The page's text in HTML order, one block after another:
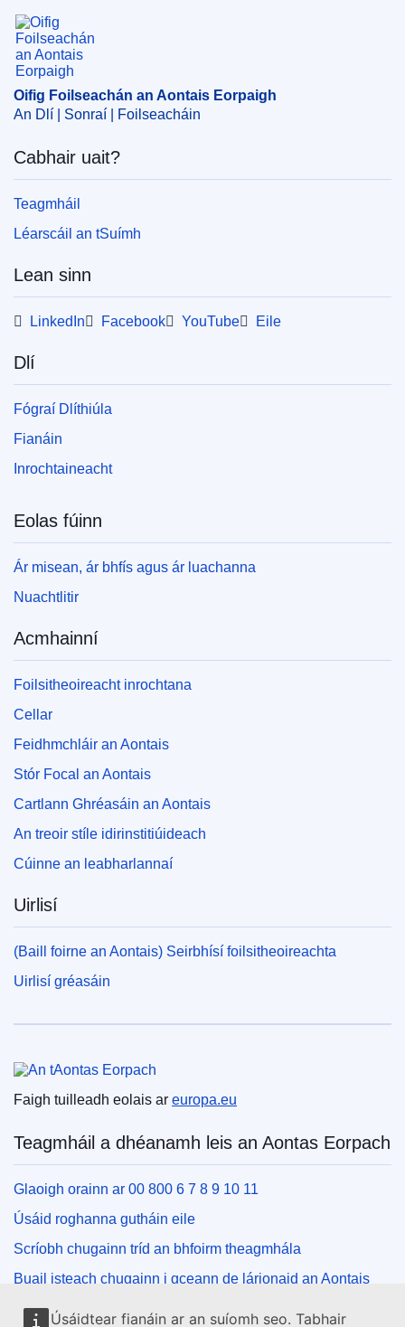
Úsáidtear fianáin ar an suíomh seo. Tabhair
Oifig Foilseachán an Aontais Eorpaigh
Oifig Foilseachán an Aontais Eorpaigh
An Dlí | Sonraí | Foilseacháin
Cabhair uait?
Teagmháil
Léarscáil an tSuímh
Lean sinn
LinkedIn Facebook YouTube Eile
Dlí
Fógraí Dlíthiúla
Fianáin
Inrochtaineacht
Eolas fúinn
Ár misean, ár bhfís agus ár luachanna
Nuachtlitir
Acmhainní
Foilsitheoireacht inrochtana
Cellar
Feidhmchláir an Aontais
Stór Focal an Aontais
Cartlann Ghréasáin an Aontais
An treoir stíle idirinstitiúideach
Cúinne an leabharlannaí
Uirlisí
(Baill foirne an Aontais) Seirbhísí foilsitheoireachta
Uirlisí gréasáin
Faigh tuilleadh eolais ar europa.eu
Teagmháil a dhéanamh leis an Aontas Eorpach
Glaoigh orainn ar 00 800 6 7 8 9 10 11
Úsáid roghanna gutháin eile
Scríobh chugainn tríd an bhfoirm theagmhála
Buail isteach chugainn i gceann de lárionaid an Aontais